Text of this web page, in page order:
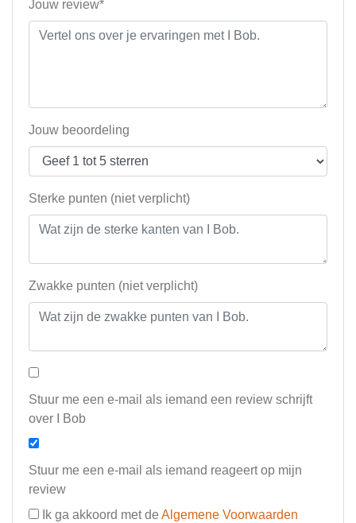
Jouw review*
Jouw beoordeling
Sterke punten (niet verplicht)
Zwakke punten (niet verplicht)
Stuur me een e-mail als iemand een review schrijft
over I Bob
Stuur me een e-mail als iemand reageert op mijn
review
Ik ga akkoord met de Algemene Voorwaarden